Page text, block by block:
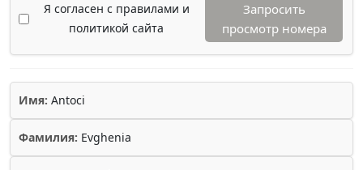
Я согласен с правилами и
политикой сайта
Запросить
просмотр номера
Имя: Antoci
Фамилия: Evghenia